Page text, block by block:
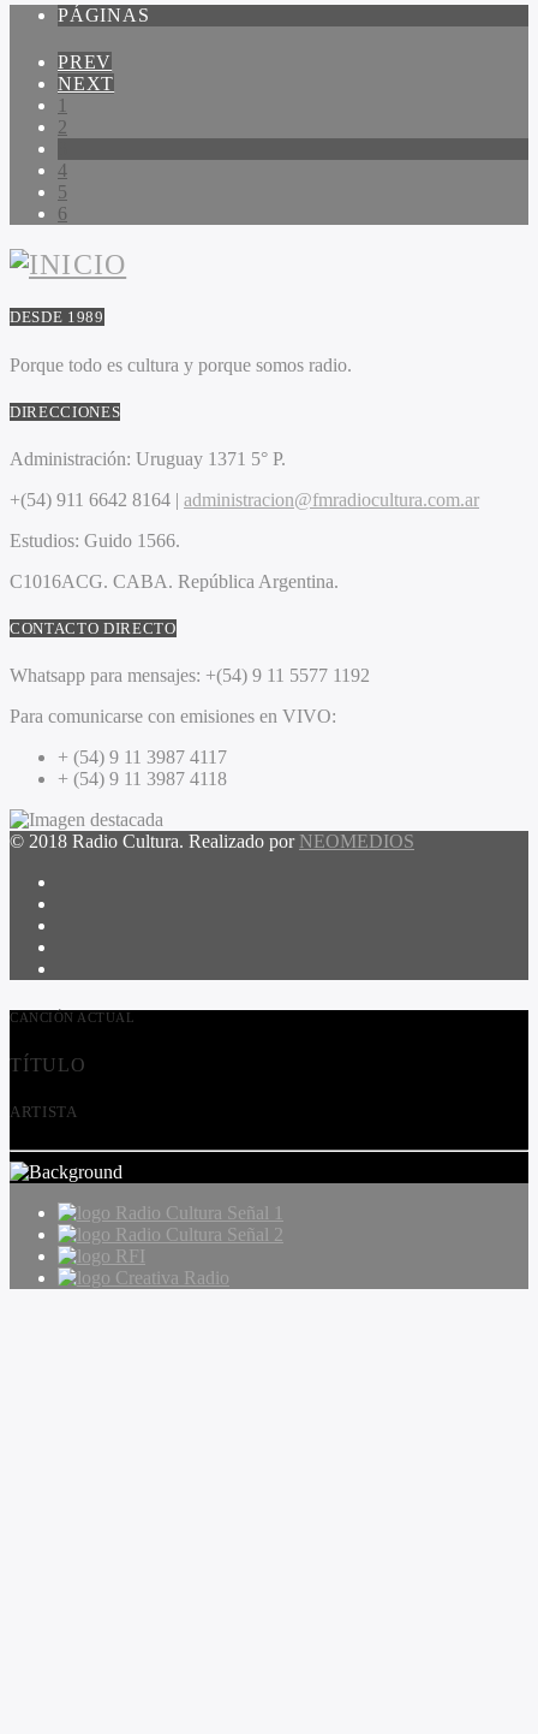
PÁGINAS
PREV
NEXT
1
2
4
5
6
DESDE 1989
Porque todo es cultura y porque somos radio.
DIRECCIONES
Administración: Uruguay 1371 5° P.
+(54) 911 6642 8164 | administracion@fmradiocultura.com.ar
Estudios: Guido 1566.
C1016ACG. CABA. República Argentina.
CONTACTO DIRECTO
Whatsapp para mensajes: +(54) 9 11 5577 1192
Para comunicarse con emisiones en VIVO:
+ (54) 9 11 3987 4117
+ (54) 9 11 3987 4118
© 2018 Radio Cultura. Realizado por NEOMEDIOS
CANCIÓN ACTUAL
TÍTULO
ARTISTA
Radio Cultura Señal 1
Radio Cultura Señal 2
RFI
Creativa Radio